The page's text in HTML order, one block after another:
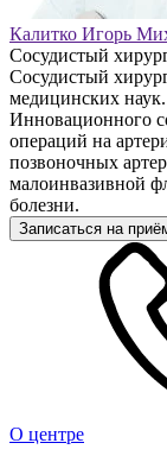
Калитко Игорь
Сосудистый
Сосудистый
медицинских
Инновационного
операций на
позвоночных
малоинвазивной
болезни.
Записаться на
О центре